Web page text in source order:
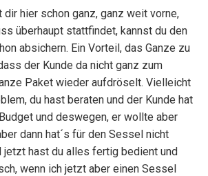
dir hier schon ganz, ganz weit vorne,
überhaupt stattfindet, kannst du den
absichern. Ein Vorteil, das Ganze zu
der Kunde da nicht ganz zum
Paket wieder aufdröselt. Vielleicht
du hast beraten und der Kunde hat
und deswegen, er wollte aber
dann hat´s für den Sessel nicht
jetzt hast du alles fertig bedient und
wenn ich jetzt aber einen Sessel